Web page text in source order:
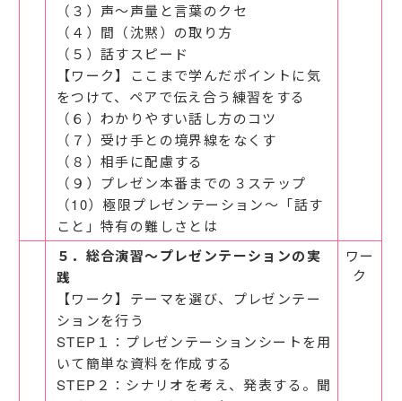
（３）声～声量と言葉のクセ
（４）間（沈黙）の取り方
（５）話すスピード
【ワーク】ここまで学んだポイントに気
をつけて、ペアで伝え合う練習をする
（６）わかりやすい話し方のコツ
（７）受け手との境界線をなくす
（８）相手に配慮する
（９）プレゼン本番までの３ステップ
（10）極限プレゼンテーション～「話す
こと」特有の難しさとは
５．総合演習～プレゼンテーションの実
践
【ワーク】テーマを選び、プレゼンテー
ションを行う
STEP１：プレゼンテーションシートを用
いて簡単な資料を作成する
STEP２：シナリオを考え、発表する。聞
ワー
ク